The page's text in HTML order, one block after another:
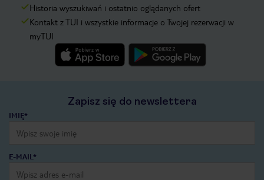
Historia wyszukiwań i ostatnio oglądanych ofert
Kontakt z TUI i wszystkie informacje o Twojej rezerwacji w
myTUI
Zapisz się do newslettera
IMIĘ*
E-MAIL*